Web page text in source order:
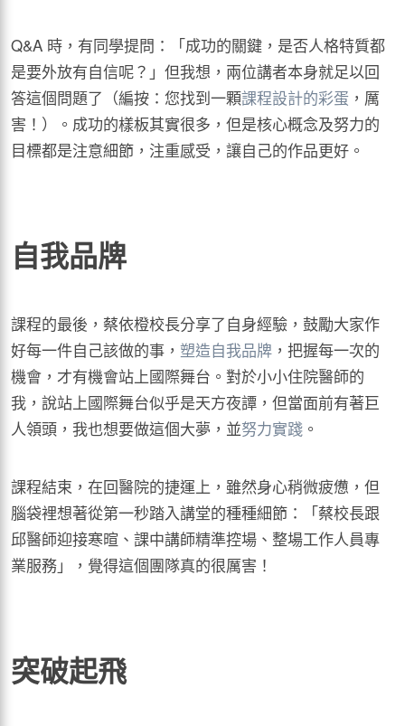
Q&A 時，有同學提問：「成功的關鍵，是否人格特質都
是要外放有自信呢？」但我想，兩位講者本身就足以回
答這個問題了（編按：您找到一顆課程設計的彩蛋 ，厲
害！）。成功的樣板其實很多，但是核心概念及努力的
目標都是注意細節，注重感受，讓自己的作品更好。
自我品牌
課程的最後，蔡依橙校長分享了自身經驗，鼓勵大家作
好每一件自己該做的事， 塑造自我品牌 ，把握每一次的
機會，才有機會站上國際舞台。對於小小住院醫師的
我，說站上國際舞台似乎是天方夜譚，但當面前有著巨
人領頭，我也想要做這個大夢，並努力實踐 。
課程結束，在回醫院的捷運上，雖然身心稍微疲憊，但
腦袋裡想著從第一秒踏入講堂的種種細節：「蔡校長跟
邱醫師迎接寒暄、課中講師精準控場、整場工作人員專
業服務」，覺得這個團隊真的很厲害！
突破起飛